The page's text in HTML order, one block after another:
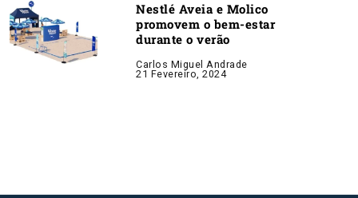
Nestlé Aveia e Molico
promovem o bem-estar
durante o verão
Carlos Miguel Andrade
21 Fevereiro, 2024